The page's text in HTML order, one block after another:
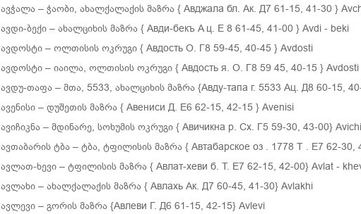
ავჭალა – ჭაობი, ახალქალაქის მაზრა { Авджала бл. Ак. Д7 61-15, 41-30 }
ავდი-ბექი – ახალციხის მაზრა { Авди-бекъ A ц. E 8 61-45, 41-00 } Avdi - beki
ავდოსტი – ოლთისის ოკრუგი { Авдость О. Г8 59-45, 40-45 } Avdosti
ავდოსტი – იაილა, ოლთისის ოკრუგი { Авдость я. О. Г8 59 45, 40-15 } Avdosti
ავდუ-თაფა – მთა, 5533, ახალციხის მაზრა {Авду-тапа г. 5533 Aц. Д8 60-15,
ავენისი – დუშეთის მაზრა { Авениси Д. Е6 62-15, 42-15 } Avenisi
ავიჩიკნა – მდინარე, სოხუმის ოკრუგი { Авичикна р. Сх. Г5 59-30, 43-00}
ავთაბარის ტბა – ტბა, ტფილისის მაზრა { Автабарское оз . 1778 Т . E7 62-30,
ავლათ-ხევი – ტფილისის მაზრა { Авлат-хеви б. Т. E7 62-15, 42-00} Avlat -
ავლახი – ახალქალაქის მაზრა { Авлахь Ак. Д7 60-45, 41-30} Avlakhi
ავლევი – გორის მაზრა {Авлеви Г. Д6 61-15, 42-15} Avlevi